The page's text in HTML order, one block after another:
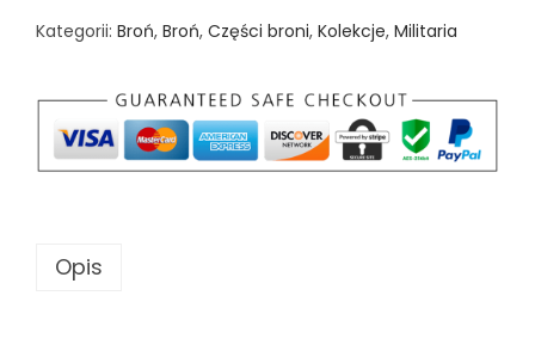
Kategorii: Broń, Broń, Części broni, Kolekcje, Militaria
Opis